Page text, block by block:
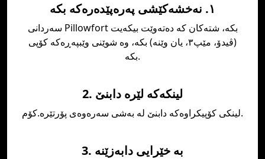
١. نەخشەکێشی پەرەپێدەرەکە بکە
سەردانی Pillowfort بکە، شتەکان کە دەتەوێت بیکەیت
(ڤیدۆ، مێپ٣، یان وێنە) بکە، وە شوێنی وێبپەڕەکە کۆپی
بکە.
2. لینکەکە لێرە دابنێ
لینکی کۆپیکراوەکە دابنێ لە بەشی سەرەوەی پۆرتێرە.کۆم.
3. بە خێرایی دابەزێنە